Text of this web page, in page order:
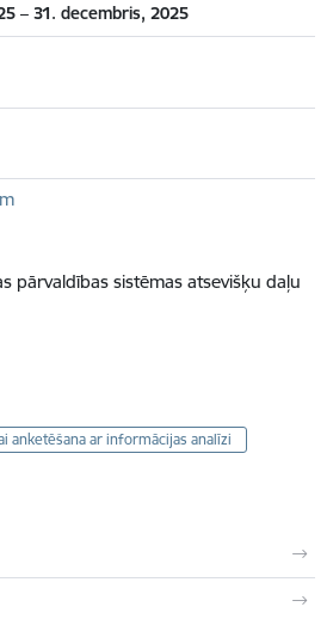
– 31. decembris, 2025
pārvaldības sistēmas atsevišķu daļu
anketēšana ar informācijas analīzi